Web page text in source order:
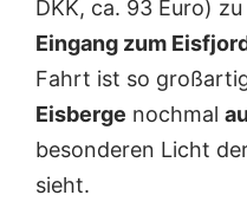
DKK, ca. 93 Euro)
Eingang zum
Fahrt ist so
Eisberge nochmal
besonderen Licht
sieht.